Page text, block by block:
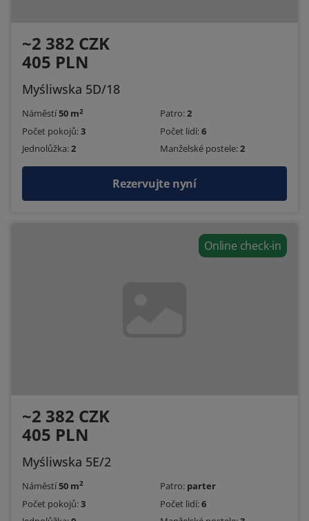
~2 382 CZK
405 PLN
Myśliwska 5D/18
Náměstí50 m2 Patro:2
Počet pokojů:3 Počet lidí:6
Jednolůžka:2 Manželské postele:2
Rezervujte nyní
Online check-in
~2 382 CZK
405 PLN
Myśliwska 5E/2
Náměstí50 m2 Patro: parter
Počet pokojů:3 Počet lidí:6